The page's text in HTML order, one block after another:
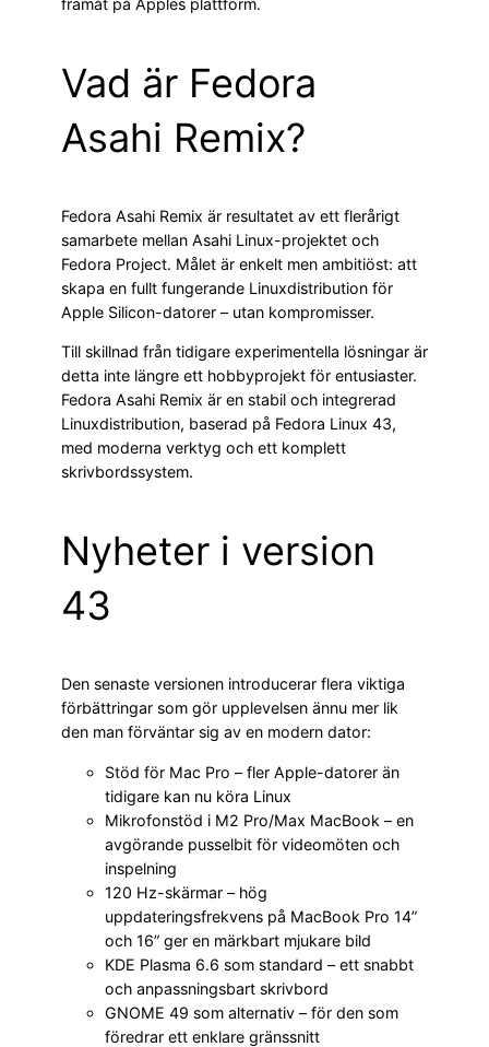
framåt på Apples plattform.
Vad är Fedora
Asahi Remix?
Fedora Asahi Remix är resultatet av ett flerårigt
samarbete mellan Asahi Linux-projektet och
Fedora Project. Målet är enkelt men ambitiöst: att
skapa en fullt fungerande Linuxdistribution för
Apple Silicon-datorer – utan kompromisser.
Till skillnad från tidigare experimentella lösningar är
detta inte längre ett hobbyprojekt för entusiaster.
Fedora Asahi Remix är en stabil och integrerad
Linuxdistribution, baserad på Fedora Linux 43,
med moderna verktyg och ett komplett
skrivbordssystem.
Nyheter i version
43
Den senaste versionen introducerar flera viktiga
förbättringar som gör upplevelsen ännu mer lik
den man förväntar sig av en modern dator:
Stöd för Mac Pro – fler Apple-datorer än
tidigare kan nu köra Linux
Mikrofonstöd i M2 Pro/Max MacBook – en
avgörande pusselbit för videomöten och
inspelning
120 Hz-skärmar – hög
uppdateringsfrekvens på MacBook Pro 14”
och 16” ger en märkbart mjukare bild
KDE Plasma 6.6 som standard – ett snabbt
och anpassningsbart skrivbord
GNOME 49 som alternativ – för den som
föredrar ett enklare gränssnitt